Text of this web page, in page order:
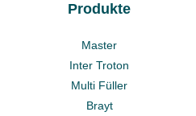
Produkte
Master
Inter Troton
Multi Füller
Brayt